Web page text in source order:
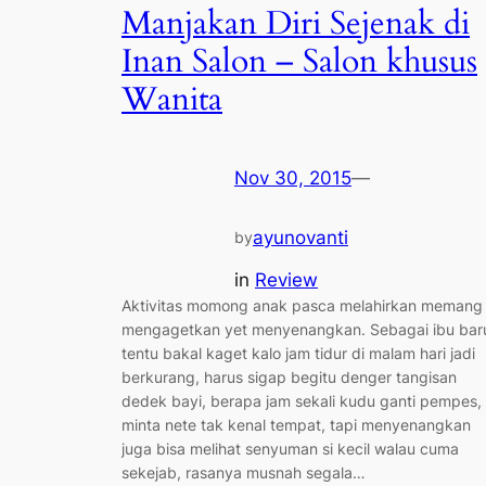
Manjakan Diri Sejenak di
Inan Salon – Salon khusus
Wanita
Nov 30, 2015—
byayunovanti
in Review
Aktivitas momong anak pasca melahirkan memang
mengagetkan yet menyenangkan. Sebagai ibu
tentu bakal kaget kalo jam tidur di malam hari jadi
berkurang, harus sigap begitu denger tangisan
dedek bayi, berapa jam sekali kudu ganti pempes,
minta nete tak kenal tempat, tapi menyenangkan
juga bisa melihat senyuman si kecil walau cuma
sekejab, rasanya musnah segala…